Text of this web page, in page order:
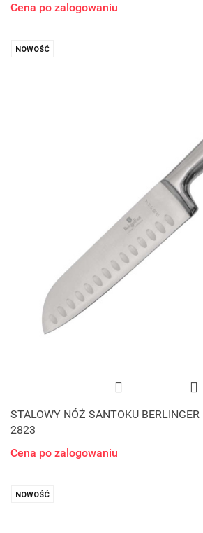
Cena po zalogowaniu
NOWOŚĆ
STALOWY NÓŻ SANTOKU
2823
Cena po zalogowaniu
NOWOŚĆ